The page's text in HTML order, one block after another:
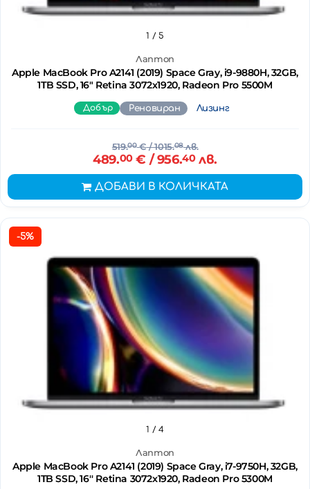
Лаптоп
Apple MacBook Pro A2141 (2019) Space Gray, i9-9880H, 32GB,
1TB SSD, 16" Retina 3072x1920, Radeon Pro 5500M
1 / 5
Добър Реновиран Лизинг
519.00€/ 1015.08лв.
489.00€ / 956.40лв.
ДОБАВИ В КОЛИЧКАТА
-5%
Лаптоп
Apple MacBook Pro A2141 (2019) Space Gray, i7-9750H, 32GB,
1TB SSD, 16'' Retina 3072x1920, Radeon Pro 5300M
1 / 4